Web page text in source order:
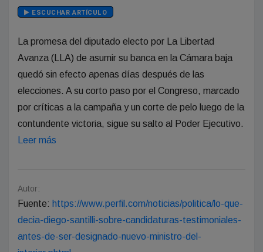
ESCUCHAR ARTÍCULO
La promesa del diputado electo por La Libertad
Avanza (LLA) de asumir su banca en la Cámara baja
quedó sin efecto apenas días después de las
elecciones. A su corto paso por el Congreso, marcado
por críticas a la campaña y un corte de pelo luego de la
contundente victoria, sigue su salto al Poder Ejecutivo.
Leer más
Autor:
Fuente: https://www.perfil.com/noticias/politica/lo-que-
decia-diego-santilli-sobre-candidaturas-testimoniales-
antes-de-ser-designado-nuevo-ministro-del-